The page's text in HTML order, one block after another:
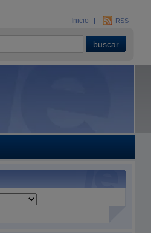
Inicio RSS